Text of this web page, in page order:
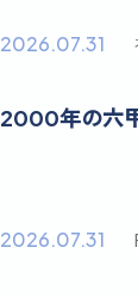
2026.07.31
2000年の六
2026.07.31